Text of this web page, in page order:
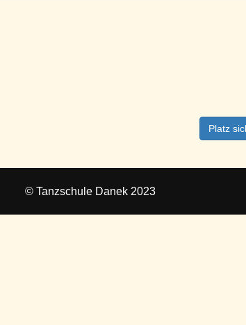
Platz
© Tanzschule Danek 2023